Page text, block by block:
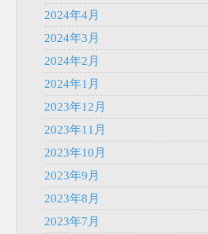
2024年4月
2024年3月
2024年2月
2024年1月
2023年12月
2023年11月
2023年10月
2023年9月
2023年8月
2023年7月